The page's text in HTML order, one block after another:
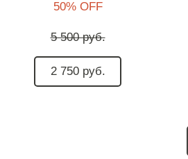
50% OFF
5 500 руб.
2 750 руб.